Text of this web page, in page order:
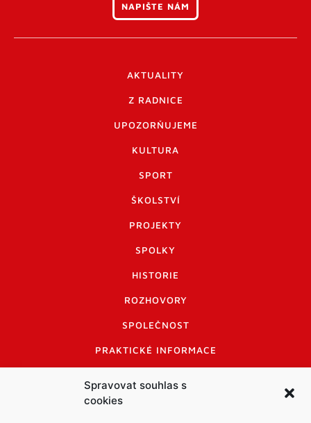
Spravovat souhlas s
cookies
NAPIŠTE NÁM
AKTUALITY
Z RADNICE
UPOZORŇUJEME
KULTURA
SPORT
ŠKOLSTVÍ
PROJEKTY
SPOLKY
HISTORIE
ROZHOVORY
SPOLEČNOST
PRAKTICKÉ INFORMACE
INFORMACE A KODEX DISKUTUJÍCÍCH